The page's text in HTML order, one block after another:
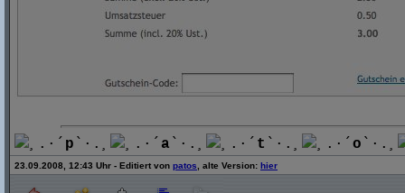
¸.·´ p `·.¸ ¸.·´ a `·.¸ ¸.·´ t `·.¸ ¸.·´ o `·.¸
23.09.2008, 12:43 Uhr - Editiert von patos , alte Version: hier